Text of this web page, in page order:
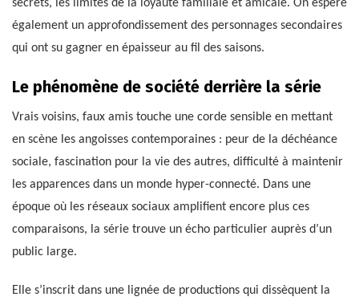
secrets, les limites de la loyauté familiale et amicale. On espère
également un approfondissement des personnages secondaires
qui ont su gagner en épaisseur au fil des saisons.
Le phénomène de société derrière la série
Vrais voisins, faux amis touche une corde sensible en mettant
en scène les angoisses contemporaines : peur de la déchéance
sociale, fascination pour la vie des autres, difficulté à maintenir
les apparences dans un monde hyper-connecté. Dans une
époque où les réseaux sociaux amplifient encore plus ces
comparaisons, la série trouve un écho particulier auprès d’un
public large.
Elle s’inscrit dans une lignée de productions qui dissèquent la